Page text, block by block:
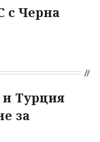
с Черна
и Турция
за